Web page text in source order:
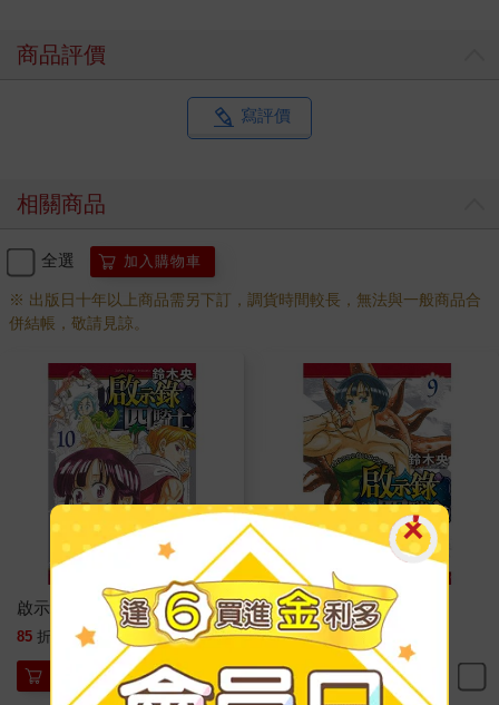
商品評價
寫評價
相關商品
全選 加入購物車
※ 出版日十年以上商品需另下訂，調貨時間較長，無法與一般商品合
併結帳，敬請見諒。
啟示錄四騎士 10
85 折 特價 94
加入購物車
啟示錄四騎士 09
85 折 特價 94
加入購物車